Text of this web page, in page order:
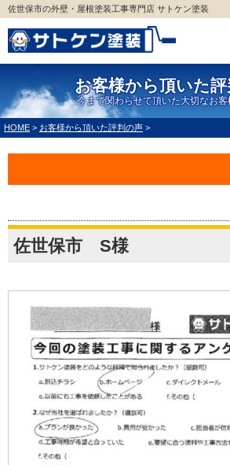
佐世保市の外壁・屋根塗装工事専門店 サトケン塗装
お客様から頂いた
今まで関わらせて頂いた大切なお客
HOME > お客様から頂いた評判の声 >
佐世保市 S様